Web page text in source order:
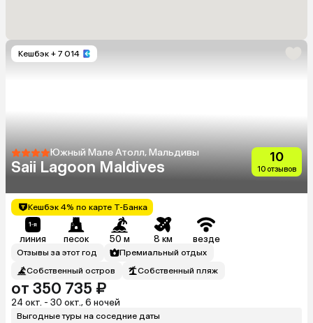
Кешбэк + 7 014
Южный Мале Атолл, Мальдивы
Saii Lagoon Maldives
10
10 отзывов
Кешбэк 4% по карте Т-Банка
линия песок 50 м 8 км везде
Отзывы за этот год
Премиальный отдых
Собственный остров
Собственный пляж
от 350 735 ₽
24 окт. - 30 окт., 6 ночей
Выгодные туры на соседние даты